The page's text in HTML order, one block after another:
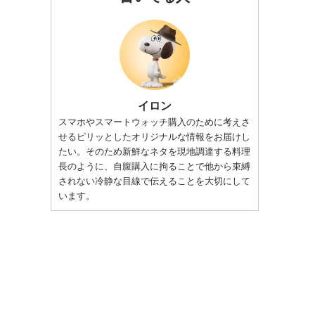
イロン
スマホやスマートウォッチ購入のために考えさ
せるピリッとしたオリジナルな情報をお届けし
たい。そのため新鮮なネタを現地調達する料理
長のように、自腹購入に拘ることで他から束縛
されない冷静な目線で伝えることを大切にして
います。